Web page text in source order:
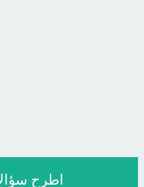
اطرح